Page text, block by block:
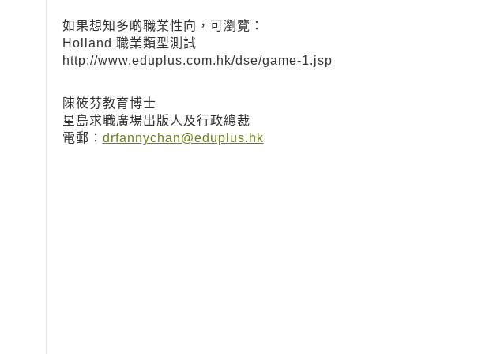
如果想知多啲職業性向，可瀏覽：
Holland 職業類型測試
http://www.eduplus.com.hk/dse/game-1.jsp
陳筱芬教育博士
星島求職廣場出版人及行政總裁
電郵： drfannychan@eduplus.hk